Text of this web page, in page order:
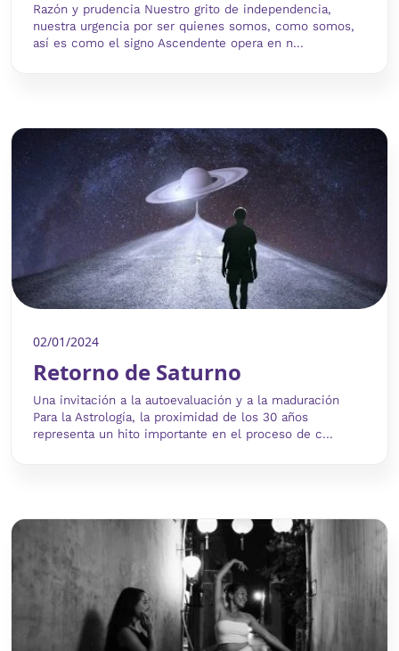
Razón y prudencia Nuestro grito de independencia,
nuestra urgencia por ser quienes somos, como somos,
así es como el signo Ascendente opera en n...
02/01/2024
Retorno de Saturno
Una invitación a la autoevaluación y a la maduración
Para la Astrología, la proximidad de los 30 años
representa un hito importante en el proceso de c...